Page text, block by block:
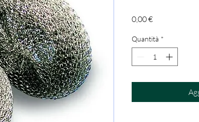
0,00 €Prezzo
Quantità *